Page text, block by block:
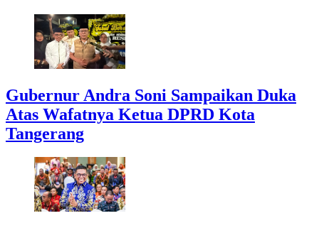
Gubernur Andra Soni Sampaikan Duka
Atas Wafatnya Ketua DPRD Kota
Tangerang